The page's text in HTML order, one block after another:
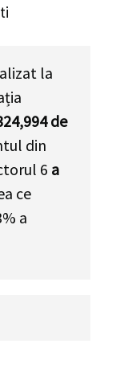
la
de
din
6 a
ce
a